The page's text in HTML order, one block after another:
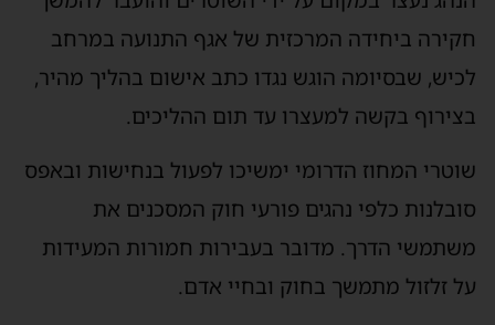
חקירה ביחידה המרכזית של אגף התנועה במרחב
לכיש, שבסיומה הוגש נגדו כתב אישום בהליך מהיר,
בצירוף בקשה למעצרו עד תום ההליכים.
שוטרי המחוז הדרומי ימשיכו לפעול בנחישות ובאפס
סובלנות כלפי נהגים פורעי חוק המסכנים את
משתמשי הדרך. מדובר בעבירות חמורות המעידות
על זלזול מתמשך בחוק ובחיי אדם.